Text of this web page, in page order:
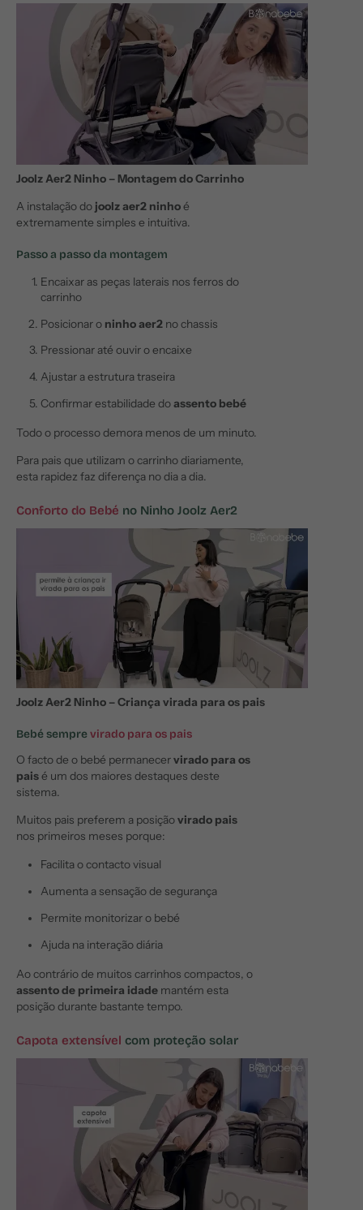
Joolz Aer2 Ninho – Montagem do Carrinho
A instalação do joolz aer2 ninhoé
extremamente simples e intuitiva.
Passo a passo da montagem
Encaixar as peças laterais nos ferros do
carrinho
Posicionar o ninho aer2 no chassis
Pressionar até ouvir o encaixe
Ajustar a estrutura traseira
Confirmar estabilidade doassento bebé
Todo o processo demora menos de um minuto.
Para pais que utilizam o carrinho diariamente,
esta rapidez faz diferença no dia a dia.
Conforto do Bebé no Ninho Joolz Aer2
Joolz Aer2 Ninho – Criança virada para os pais
Bebé semprevirado para os pais
O facto de o bebé permanecervirado para os
paisé um dos maiores destaques deste
sistema.
Muitos pais preferem a posiçãovirado pais
nos primeiros meses porque:
Facilita o contacto visual
Aumenta a sensação de segurança
Permite monitorizar o bebé
Ajuda na interação diária
Ao contrário de muitos carrinhos compactos, o
assento de primeira idade mantém esta
posição durante bastante tempo.
Capota extensível com proteção solar